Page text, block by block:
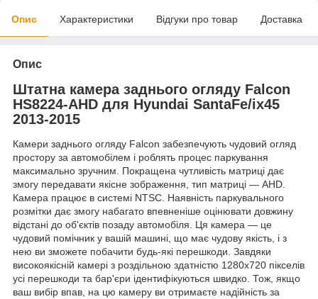
Опис Характеристики Відгуки про товар Доставка
Опис
Штатна камера заднього огляду Falcon
HS8224-AHD для Hyundai SantaFe/ix45
2013-2015
Камери заднього огляду Falcon забезпечують чудовий огляд
простору за автомобілем і роблять процес паркування
максимально зручним. Покращена чутливість матриці дає
змогу передавати якісне зображення, тип матриці — AHD.
Камера працює в системі NTSC. Наявність паркувального
розмітки дає змогу набагато впевненіше оцінювати довжину
відстані до об'єктів позаду автомобіля. Ця камера — це
чудовий помічник у вашій машині, що має чудову якість, і з
нею ви зможете побачити будь-які перешкоди. Завдяки
високоякісній камері з роздільною здатністю 1280x720 пікселів
усі перешкоди та бар'єри ідентифікуються швидко. Тож, якщо
ваш вибір впав, на цю камеру ви отримаєте надійність за